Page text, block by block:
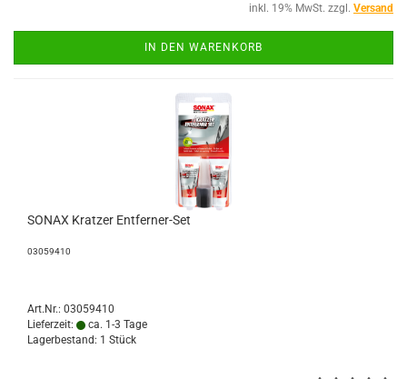
inkl. 19% MwSt. zzgl. Versand
IN DEN WARENKORB
SONAX Kratzer Entferner-Set
03059410
Art.Nr.: 03059410
Lieferzeit:
ca. 1-3 Tage
Lagerbestand: 1 Stück